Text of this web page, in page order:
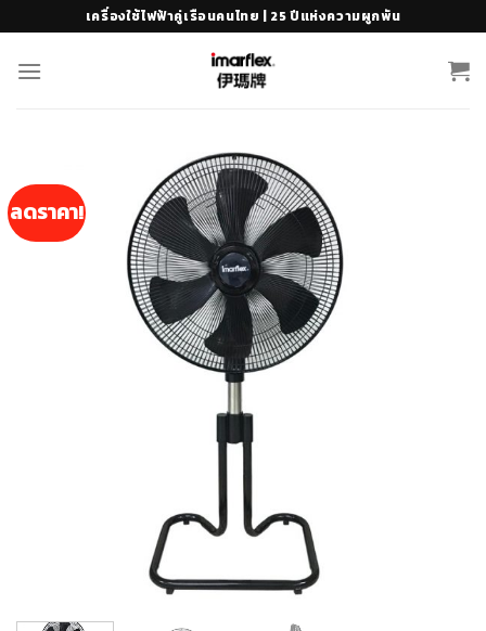
to
content
เครื่องใช้ไฟฟ้าคู่เรือนคนไทย | 25 ปีแห่งความผูกพัน
ลดราคา!